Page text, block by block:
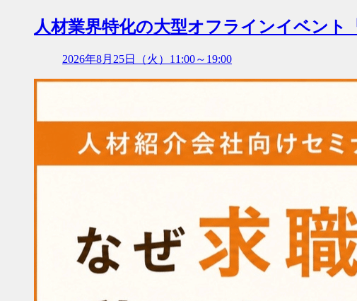
人材業界特化の大型オフラインイベント
2026年8月25日（火）11:00～19:00